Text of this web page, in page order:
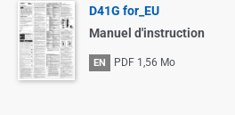
D41G for_EU
Manuel d'instruction
EN PDF 1,56 Mo